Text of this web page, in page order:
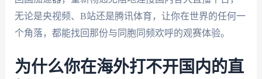
无论是央视频、B站还是腾讯体育，让你在世界的任何一
个角落，都能找回那份与同胞同频欢呼的观赛体验。
为什么你在海外打不开国内的直